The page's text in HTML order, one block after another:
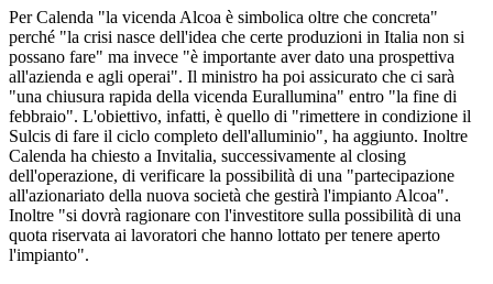
Per Calenda "la vicenda Alcoa è simbolica oltre che concreta"
perché "la crisi nasce dell'idea che certe produzioni in Italia non si
possano fare" ma invece "è importante aver dato una prospettiva
all'azienda e agli operai". Il ministro ha poi assicurato che ci sarà
"una chiusura rapida della vicenda Eurallumina" entro "la fine di
febbraio". L'obiettivo, infatti, è quello di "rimettere in condizione il
Sulcis di fare il ciclo completo dell'alluminio", ha aggiunto. Inoltre
Calenda ha chiesto a Invitalia, successivamente al closing
dell'operazione, di verificare la possibilità di una "partecipazione
all'azionariato della nuova società che gestirà l'impianto Alcoa".
Inoltre "si dovrà ragionare con l'investitore sulla possibilità di una
quota riservata ai lavoratori che hanno lottato per tenere aperto
l'impianto".